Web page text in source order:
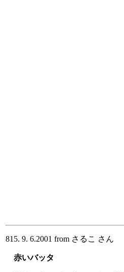
815. 9. 6.2001 from さるこ さん
赤いバッタ